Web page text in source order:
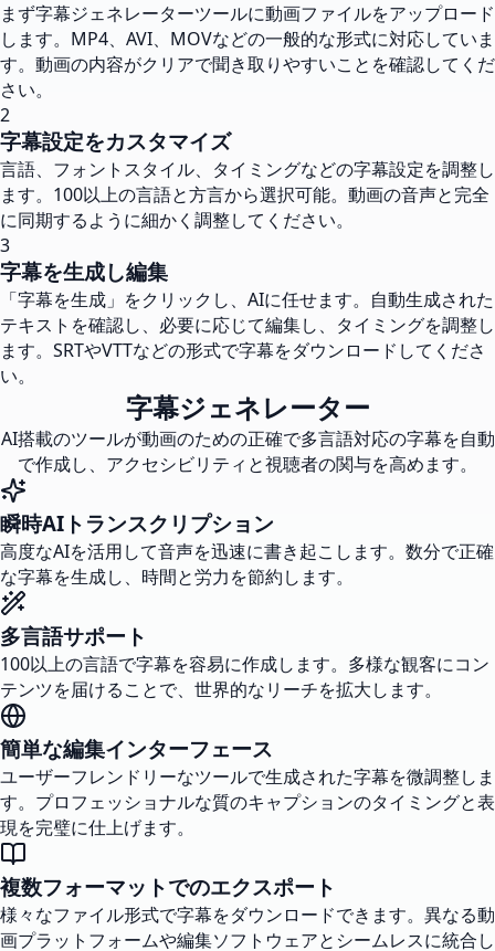
まず字幕ジェネレーターツールに動画ファイルをアップロード
します。MP4、AVI、MOVなどの一般的な形式に対応していま
す。動画の内容がクリアで聞き取りやすいことを確認してくだ
さい。
2
字幕設定をカスタマイズ
言語、フォントスタイル、タイミングなどの字幕設定を調整し
ます。100以上の言語と方言から選択可能。動画の音声と完全
に同期するように細かく調整してください。
3
字幕を生成し編集
「字幕を生成」をクリックし、AIに任せます。自動生成された
テキストを確認し、必要に応じて編集し、タイミングを調整し
ます。SRTやVTTなどの形式で字幕をダウンロードしてくださ
い。
字幕ジェネレーター
AI搭載のツールが動画のための正確で多言語対応の字幕を自動
で作成し、アクセシビリティと視聴者の関与を高めます。
瞬時AIトランスクリプション
高度なAIを活用して音声を迅速に書き起こします。数分で正確
な字幕を生成し、時間と労力を節約します。
多言語サポート
100以上の言語で字幕を容易に作成します。多様な観客にコン
テンツを届けることで、世界的なリーチを拡大します。
簡単な編集インターフェース
ユーザーフレンドリーなツールで生成された字幕を微調整しま
す。プロフェッショナルな質のキャプションのタイミングと表
現を完璧に仕上げます。
複数フォーマットでのエクスポート
様々なファイル形式で字幕をダウンロードできます。異なる動
画プラットフォームや編集ソフトウェアとシームレスに統合し